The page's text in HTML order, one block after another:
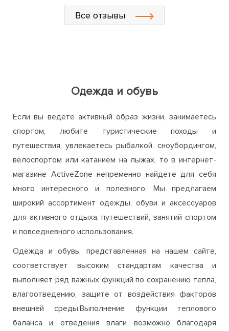
Все отзывы
Одежда и обувь
Если вы ведете активный образ жизни, занимаетесь
спортом, любите туристические походы и
путешествия, увлекаетесь рыбалкой, сноубордингом,
велоспортом или катанием на лыжах, то в интернет-
магазине ActiveZone непременно найдете для себя
много интересного и полезного. Мы предлагаем
широкий ассортимент одежды, обуви и аксессуаров
для активного отдыха, путешествий, занятий спортом
и повседневного использования.
Одежда и обувь, представленная на нашем сайте,
соответствует высоким стандартам качества и
выполняет ряд важных функций по сохранению тепла,
влагоотведению, защите от воздействия факторов
внешней среды.Выполнение функции теплового
баланса и отведения влаги возможно благодаря